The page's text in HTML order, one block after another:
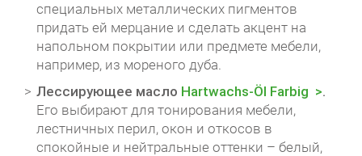
специальных металлических пигментов
придать ей мерцание и сделать акцент на
напольном покрытии или предмете мебели,
например, из мореного дуба.
Лессирующее масло Hartwachs-Öl Farbig
.
Его выбирают для тонирования мебели,
лестничных перил, окон и откосов в
спокойные и нейтральные оттенки – белый,